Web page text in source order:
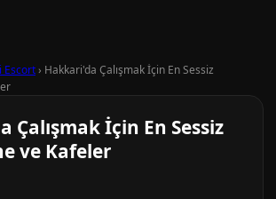
Escort› Hakkari'da Çalışmak İçin En Sessiz
Çalışmak İçin En Sessiz
ve Kafeler